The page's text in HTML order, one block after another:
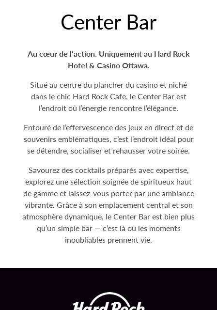
Center Bar
Au cœur de l’action. Uniquement au Hard Rock
Hotel & Casino Ottawa.
Situé au centre du plancher du casino et niché
dans le chic Hard Rock Cafe, le Center Bar est
l’endroit où l’énergie rencontre l’élégance.
Entouré de l’effervescence des jeux en direct et de
souvenirs emblématiques, c’est l’endroit idéal pour
se détendre, socialiser et rehausser votre soirée.
Savourez des cocktails préparés avec expertise,
explorez une sélection soignée de spiritueux haut
de gamme et laissez-vous porter par une ambiance
vibrante. Grâce à son emplacement central et son
atmosphère dynamique, le Center Bar est bien plus
qu’un simple bar — c’est là où les moments
inoubliables prennent vie.